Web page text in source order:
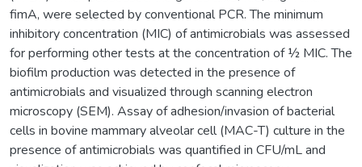
fimA, were selected by conventional PCR. The minimum
inhibitory concentration (MIC) of antimicrobials was assessed
for performing other tests at the concentration of ½ MIC. The
biofilm production was detected in the presence of
antimicrobials and visualized through scanning electron
microscopy (SEM). Assay of adhesion/invasion of bacterial
cells in bovine mammary alveolar cell (MAC-T) culture in the
presence of antimicrobials was quantified in CFU/mL and